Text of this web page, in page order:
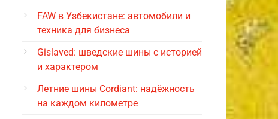
FAW в Узбекистане: автомобили и
техника для бизнеса
Gislaved: шведские шины с историей
и характером
Летние шины Cordiant: надёжность
на каждом километре